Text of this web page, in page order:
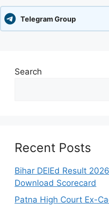
Telegram Group
Search
Recent Posts
Bihar DElEd Result
Download Scorecard
Patna High Court Ex-